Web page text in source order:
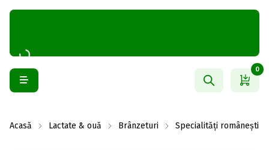
0
Acasă Lactate & ouă Brânzeturi Specialități românești